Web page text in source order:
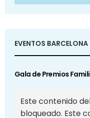
EVENTOS BARCELONA
Gala de Premios
Este contenido
bloqueado. Este